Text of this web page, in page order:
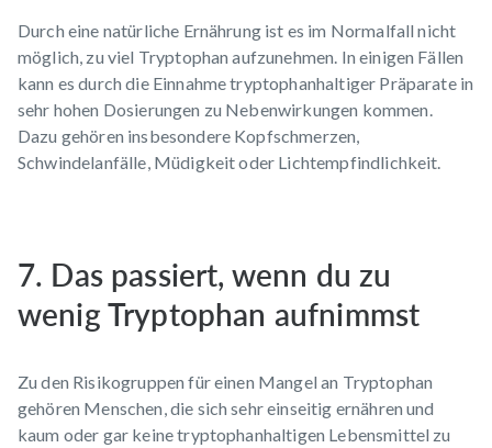
Durch eine natürliche Ernährung ist es im Normalfall nicht
möglich, zu viel Tryptophan aufzunehmen. In einigen Fällen
kann es durch die Einnahme tryptophanhaltiger Präparate in
sehr hohen Dosierungen zu Nebenwirkungen kommen.
Dazu gehören insbesondere Kopfschmerzen,
Schwindelanfälle, Müdigkeit oder Lichtempfindlichkeit.
7. Das passiert, wenn du zu
wenig Tryptophan aufnimmst
Zu den Risikogruppen für einen Mangel an Tryptophan
gehören Menschen, die sich sehr einseitig ernähren und
kaum oder gar keine tryptophanhaltigen Lebensmittel zu